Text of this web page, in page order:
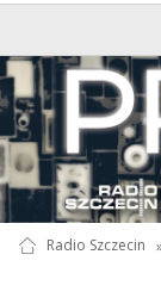
Radio Szczecin